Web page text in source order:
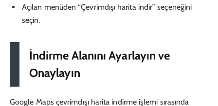
Açılan menüden “Çevrimdışı harita indir” seçeneğini
seçin.
İndirme Alanını Ayarlayın ve
Onaylayın
Google Maps çevrimdışı harita indirme işlemi sırasında